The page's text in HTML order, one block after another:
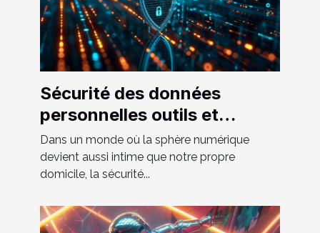
Sécurité des données
personnelles outils et
méthodes pour protéger vos
informations en ligne
Dans un monde où la sphère numérique
devient aussi intime que notre propre
domicile, la sécurité...